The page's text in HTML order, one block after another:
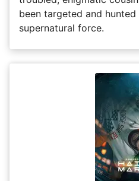
been targeted and
supernatural force.